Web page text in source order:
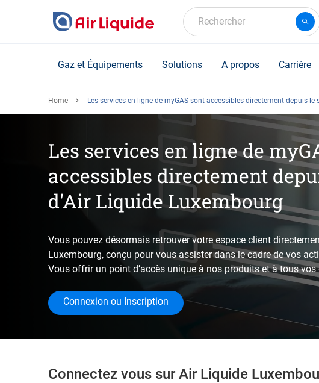
Rechercher
Gaz et Équipements Solutions A propos Carrière
Home Les services en ligne de myGAS sont accessibles directement depuis
Les services en ligne de
accessibles directement
d'Air Liquide Luxembourg
Vous pouvez désormais retrouver votre espace client
Luxembourg, conçu pour vous assister dans le cadre de vos
Vous offrir un point d’accès unique à nos produits et à tous vos
Connexion ou Inscription
Connectez vous sur Air Liquide